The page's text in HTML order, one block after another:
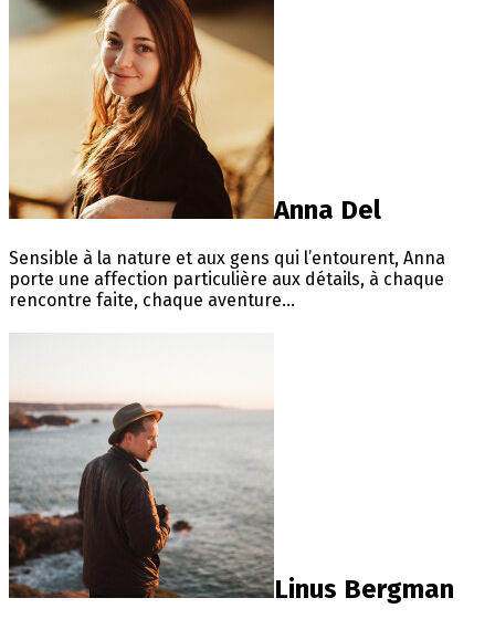
Anna Del
Sensible à la nature et aux gens qui l’entourent, Anna
porte une affection particulière aux détails, à chaque
rencontre faite, chaque aventure...
Linus Bergman